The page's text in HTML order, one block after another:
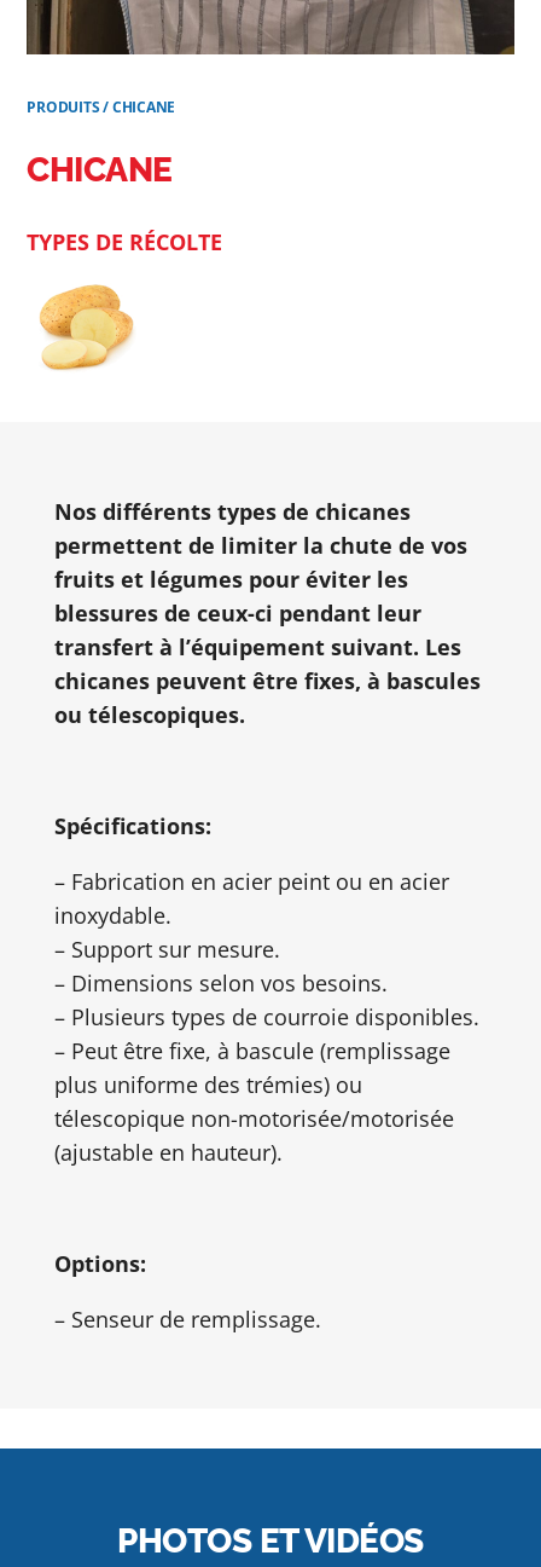
PRODUITS/CHICANE
CHICANE
TYPES DE RÉCOLTE
Nos différents types de chicanes
permettent de limiter la chute de vos
fruits et légumes pour éviter les
blessures de ceux-ci pendant leur
transfert à l’équipement suivant. Les
chicanes peuvent être fixes, à bascules
ou télescopiques.
Spécifications:
– Fabrication en acier peint ou en acier
inoxydable.
– Support sur mesure.
– Dimensions selon vos besoins.
– Plusieurs types de courroie disponibles.
– Peut être fixe, à bascule (remplissage
plus uniforme des trémies) ou
télescopique non-motorisée/motorisée
(ajustable en hauteur).
Options:
– Senseur de remplissage.
PHOTOS ET VIDÉOS